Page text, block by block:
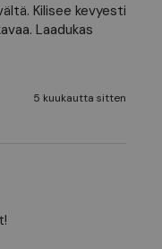
Kilisee kevyesti
Laadukas
5 kuukautta sitten